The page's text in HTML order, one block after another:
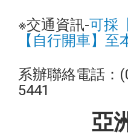
※交通資訊-可採
【自行開車】至
系辦聯絡電話：
5441
亞